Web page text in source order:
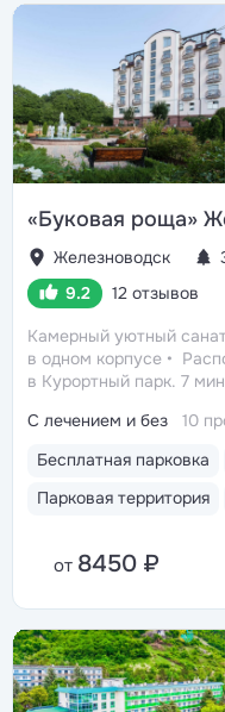
«Буковая роща»
Железноводск
9.2
12 отзывов
Камерный уютный
в одном корпусе
в Курортный парк. 7
до озера 30’ка
с панорамным видом
Свой бювет с
Бесплатная парковка
Парковая территория
С лечением и без 10
от 8450 ₽